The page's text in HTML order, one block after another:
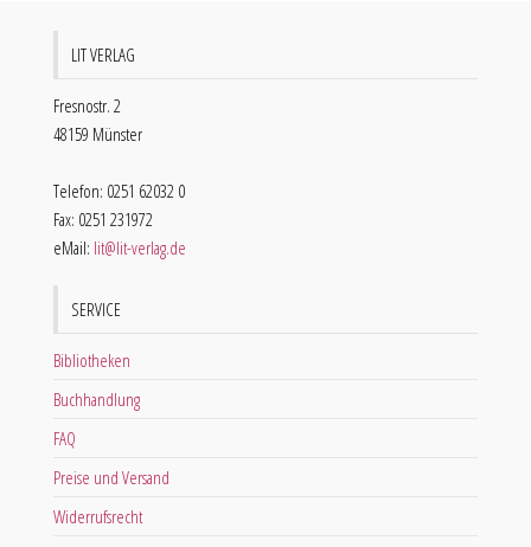
LIT VERLAG
Fresnostr. 2
48159 Münster
Telefon: 0251 62032 0
Fax: 0251 231972
eMail: lit@lit-verlag.de
SERVICE
Bibliotheken
Buchhandlung
FAQ
Preise und Versand
Widerrufsrecht